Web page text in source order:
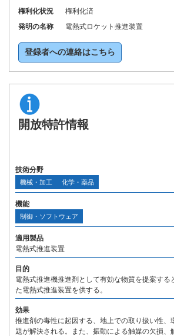
権利化状況
権利化済
発明の名称
電熱式ロケット推進装置
登録者への連絡はこちら
開放特許情報
技術分野
機械・加工 化学・薬品
機能
制御・ソフトウェア
適用製品
電熱式推進装置
目的
電熱式推進機推進剤として有効な物質を提案する
た電熱式推進装置を供する。
効果
推進剤の毒性に起因する、地上での取り扱い性、
題が解決される。また、振動による触媒の欠損、